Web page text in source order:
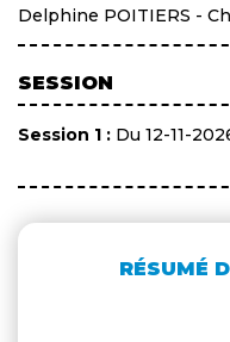
Delphine POITIERS -
SESSION
Session 1 : Du 12-11-
RÉSUMÉ